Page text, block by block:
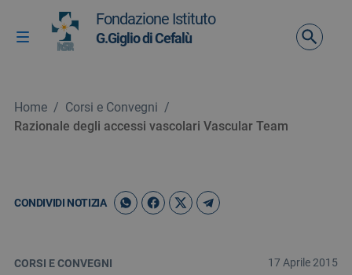
Vai ai contenuti
Vai al menu di navigazione
Vai al footer
Attiva / disattiva la navigazione
Fondazione Istituto
G.Giglio di Cefalù
Home / Corsi e Convegni /
Razionale degli accessi vascolari Vascular Team
CONDIVIDI NOTIZIA
CORSI E CONVEGNI 17 Aprile 2015